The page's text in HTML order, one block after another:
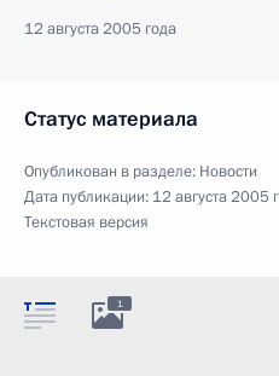
12 августа 2005 года
Статус материала
Опубликован в разделе: Новости
Дата публикации: 12 августа 2005
Текстовая версия
1